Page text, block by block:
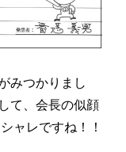
みつかりまし
て、会長の似顔
ャレですね！！